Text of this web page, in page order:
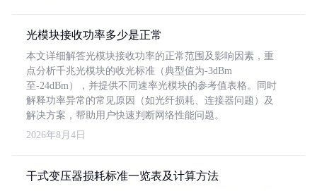
光模块接收功率多少是正常
本文详细解答光模块接收功率的正常范围及影响因素，重
点分析千兆光模块的收光标准（典型值为-3dBm
至-24dBm），并提供不同速率光模块的参考值表格。同时
解释功率异常的常见原因（如光纤损耗、连接器问题）及
解决方案，帮助用户快速判断网络性能问题。
2026年8月4日
干式变压器损耗标准一览表及计算方法